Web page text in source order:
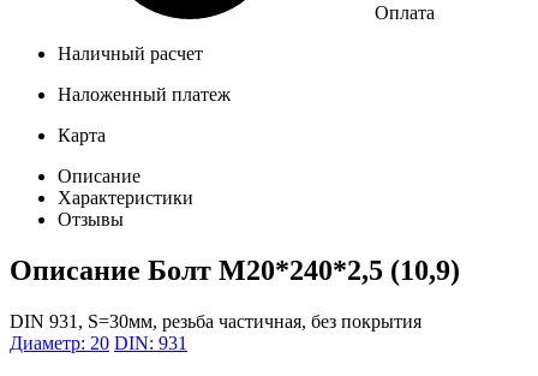
Оплата
Наличный расчет
Наложенный платеж
Карта
Описание
Характеристики
Отзывы
Описание Болт М20*240*2,5 (10,9)
DIN 931, S=30мм, резьба частичная, без покрытия
Диаметр: 20 DIN: 931